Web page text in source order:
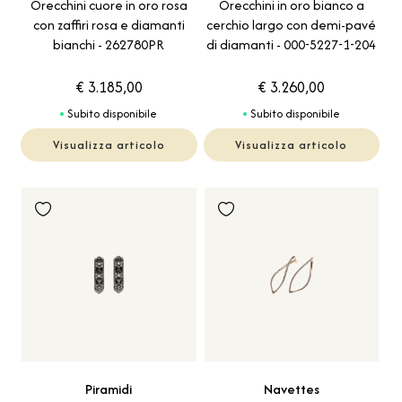
Orecchini cuore in oro rosa
con zaffiri rosa e diamanti
bianchi - 262780PR
€ 3.185,00
Subito disponibile
Visualizza articolo
Orecchini in oro bianco a
cerchio largo con demi-pavé
di diamanti - 000-5227-1-204
€ 3.260,00
Subito disponibile
Visualizza articolo
Piramidi
Navettes